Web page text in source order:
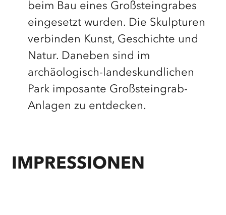
beim Bau eines Großsteingrabes
eingesetzt wurden. Die Skulpturen
verbinden Kunst, Geschichte und
Natur. Daneben sind im
archäologisch-landeskundlichen
Park imposante Großsteingrab-
Anlagen zu entdecken.
IMPRESSIONEN